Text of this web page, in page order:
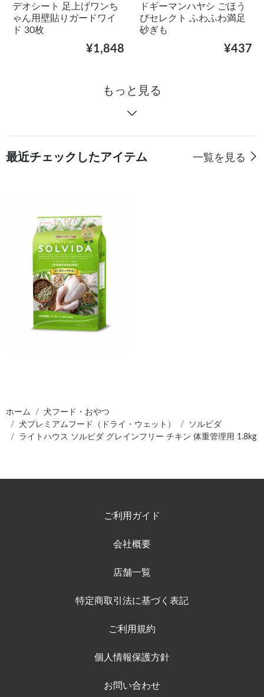
デオシート 足上げワンち
ゃん用壁貼りガードワイ
ド 30枚
¥1,848
ドギーマンハヤシ ごほう
びセレクト ふわふわ満足
砂ぎも
¥437
もっと見る
最近チェックしたアイテム 一覧を見る
ホーム
犬フード・おやつ
犬プレミアムフード（ドライ・ウェット）
ソルビダ
ライトハウス ソルビダ グレインフリー チキン 体重管理用 1.8kg
ご利用ガイド
会社概要
店舗一覧
特定商取引法に基づく表記
ご利用規約
個人情報保護方針
お問い合わせ